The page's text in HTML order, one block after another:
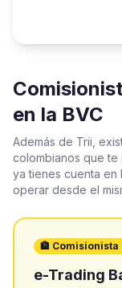
en la BVC
Además de Trii,
colombianos que te
ya tienes cuenta en
operar desde el
🏦 Comisionista
e-Trading